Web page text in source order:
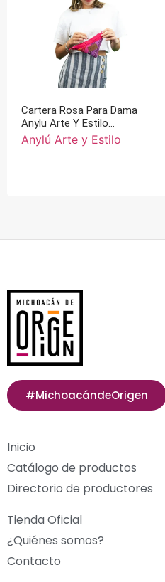
Cartera Rosa Para Dama
Anylu Arte Y Estilo
Triangular
Anylú Arte y Estilo
#MichoacándeOrigen
Inicio
Catálogo de productos
Directorio de productores
Tienda Oficial
¿Quiénes somos?
Contacto